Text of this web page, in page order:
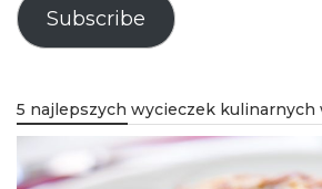
Subscribe
5 najlepszych wycieczek kulinarnych